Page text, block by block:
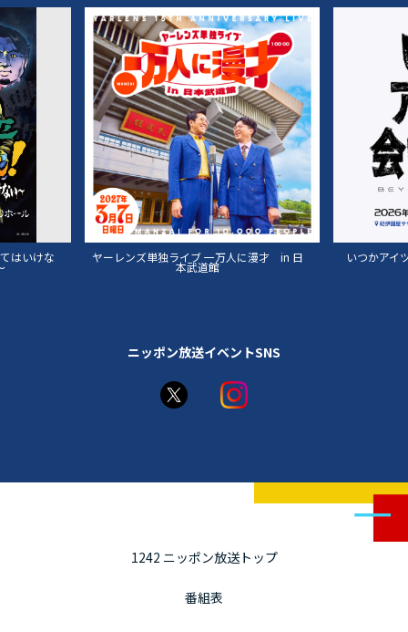
漫才 in 日 いつかアイツに会いに行く -BEYOND THE
MOON-
ニッポン放送イベントSNS
1242 ニッポン放送トップ
番組表